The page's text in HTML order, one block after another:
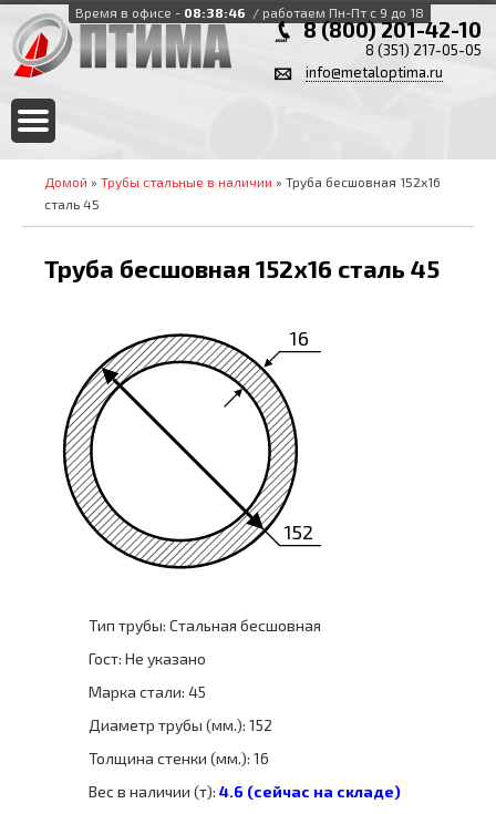
Время в офисе - 08:38:46 / работаем Пн-Пт с 9 до 18
8 (800) 201-42-10
8 (351) 217-05-05
info@metaloptima.ru
Домой » Трубы стальные в наличии » Труба бесшовная 152х16
сталь 45
Труба бесшовная 152х16 сталь 45
152
16
Тип трубы: Стальная бесшовная
Гост: Не указано
Марка стали: 45
Диаметр трубы (мм.): 152
Толщина стенки (мм.): 16
Вес в наличии (т): 4.6 (сейчас на складе)